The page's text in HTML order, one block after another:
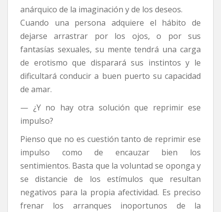
anárquico de la imaginación y de los deseos.
Cuando una persona adquiere el hábito de
dejarse arrastrar por los ojos, o por sus
fantasías sexuales, su mente tendrá una carga
de erotismo que disparará sus instintos y le
dificultará conducir a buen puerto su capacidad
de amar.
— ¿Y no hay otra solución que reprimir ese
impulso?
Pienso que no es cuestión tanto de reprimir ese
impulso como de encauzar bien los
sentimientos. Basta que la voluntad se oponga y
se distancie de los estímulos que resultan
negativos para la propia afectividad. Es preciso
frenar los arranques inoportunos de la